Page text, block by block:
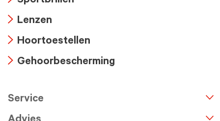
icon
icon
Lenzen
icon
Hoortoestellen
Gehoorbescherming
Service